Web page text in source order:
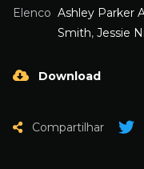
Elenco Ashley Parker
Smith, Jessie
Download
Compartilhar